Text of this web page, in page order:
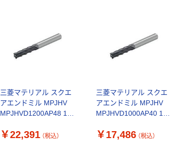
三菱マテリアル スクエ
アエンドミル MPJHV
MPJHVD1200AP48 1個
￥22,391 （税込）
三菱マテリアル スクエ
アエンドミル MPJHV
MPJHVD1000AP40 1個
￥17,486 （税込）